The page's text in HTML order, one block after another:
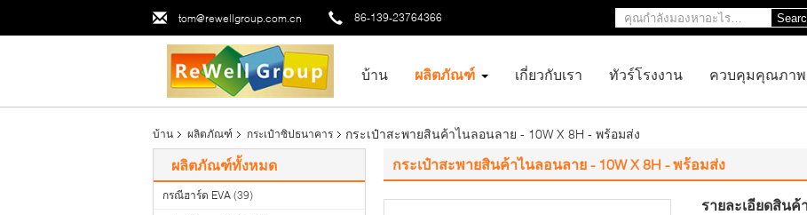
tom@rewellgroup.com.cn 86-139-23764366
บ้าน ผลิตภัณฑ์ เกี่ยวกับเรา ทัวร์โรงงาน ควบคุมคุณภาพ
บ้าน ผลิตภัณฑ์ กระเป๋าซิปธนาคาร กระเป๋าสะพายสินค้าไนลอนลาย - 10W X 8H - พร้อมส่ง
ผลิตภัณฑ์ทั้งหมด
กรณีฮาร์ด EVA (39)
กระเป๋าสะพายสินค้าไนลอนลาย - 10W X 8H - พร้อมส่ง
รายละเอียดสินค้